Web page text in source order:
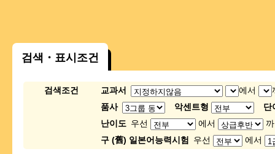
검색・표시조건
검색조건 교과서 에서
품사
악센트형
단
난이도 우선 에서
구 (舊) 일본어능력시험
우선
에서